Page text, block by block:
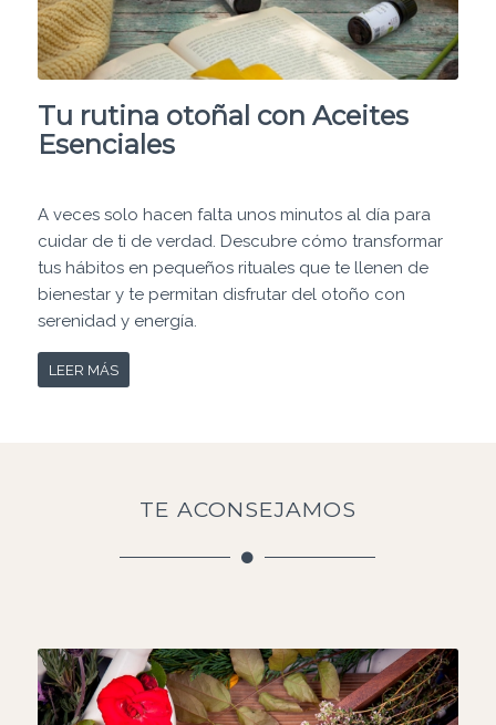
Tu rutina otoñal con Aceites
Esenciales
A veces solo hacen falta unos minutos al día para
cuidar de ti de verdad. Descubre cómo transformar
tus hábitos en pequeños rituales que te llenen de
bienestar y te permitan disfrutar del otoño con
serenidad y energía.
LEER MÁS
TE ACONSEJAMOS